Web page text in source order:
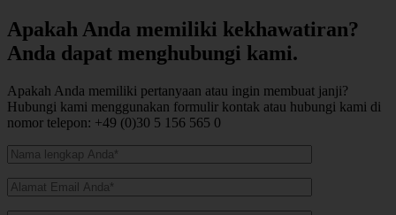
Apakah Anda memiliki kekhawatiran?
Anda dapat menghubungi kami.
Apakah Anda memiliki pertanyaan atau ingin membuat janji?
Hubungi kami menggunakan formulir kontak atau hubungi kami di
nomor telepon: +49 (0)30 5 156 565 0